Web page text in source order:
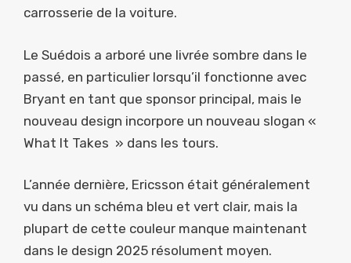
carrosserie de la voiture.
Le Suédois a arboré une livrée sombre dans le
passé, en particulier lorsqu’il fonctionne avec
Bryant en tant que sponsor principal, mais le
nouveau design incorpore un nouveau slogan «
What It Takes » dans les tours.
L’année dernière, Ericsson était généralement
vu dans un schéma bleu et vert clair, mais la
plupart de cette couleur manque maintenant
dans le design 2025 résolument moyen.